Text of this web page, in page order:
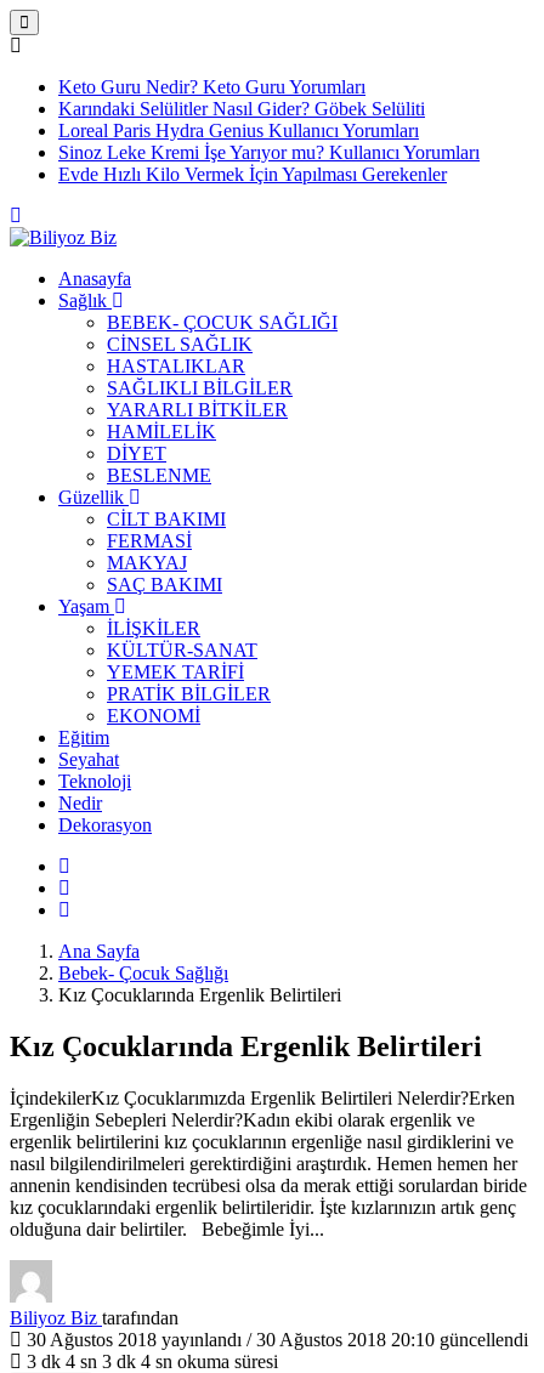
Keto Guru Nedir? Keto Guru Yorumları
Karındaki Selülitler Nasıl Gider? Göbek Selüliti
Loreal Paris Hydra Genius Kullanıcı Yorumları
Sinoz Leke Kremi İşe Yarıyor mu? Kullanıcı Yorumları
Evde Hızlı Kilo Vermek İçin Yapılması Gerekenler
Anasayfa
Sağlık
BEBEK- ÇOCUK SAĞLIĞI
CİNSEL SAĞLIK
HASTALIKLAR
SAĞLIKLI BİLGİLER
YARARLI BİTKİLER
HAMİLELİK
DİYET
BESLENME
Güzellik
CİLT BAKIMI
FERMASİ
MAKYAJ
SAÇ BAKIMI
Yaşam
İLİŞKİLER
KÜLTÜR-SANAT
YEMEK TARİFİ
PRATİK BİLGİLER
EKONOMİ
Eğitim
Seyahat
Teknoloji
Nedir
Dekorasyon
Ana Sayfa
Bebek- Çocuk Sağlığı
Kız Çocuklarında Ergenlik Belirtileri
Kız Çocuklarında Ergenlik Belirtileri
İçindekilerKız Çocuklarımızda Ergenlik Belirtileri Nelerdir?Erken
Ergenliğin Sebepleri Nelerdir?Kadın ekibi olarak ergenlik ve
ergenlik belirtilerini kız çocuklarının ergenliğe nasıl girdiklerini ve
nasıl bilgilendirilmeleri gerektirdiğini araştırdık. Hemen hemen her
annenin kendisinden tecrübesi olsa da merak ettiği sorulardan biride
kız çocuklarındaki ergenlik belirtileridir. İşte kızlarınızın artık genç
olduğuna dair belirtiler. Bebeğimle İyi...
Biliyoz Biz tarafından
30 Ağustos 2018 yayınlandı /30 Ağustos 2018 20:10 güncellendi
3 dk 4 sn 3 dk 4 sn okuma süresi